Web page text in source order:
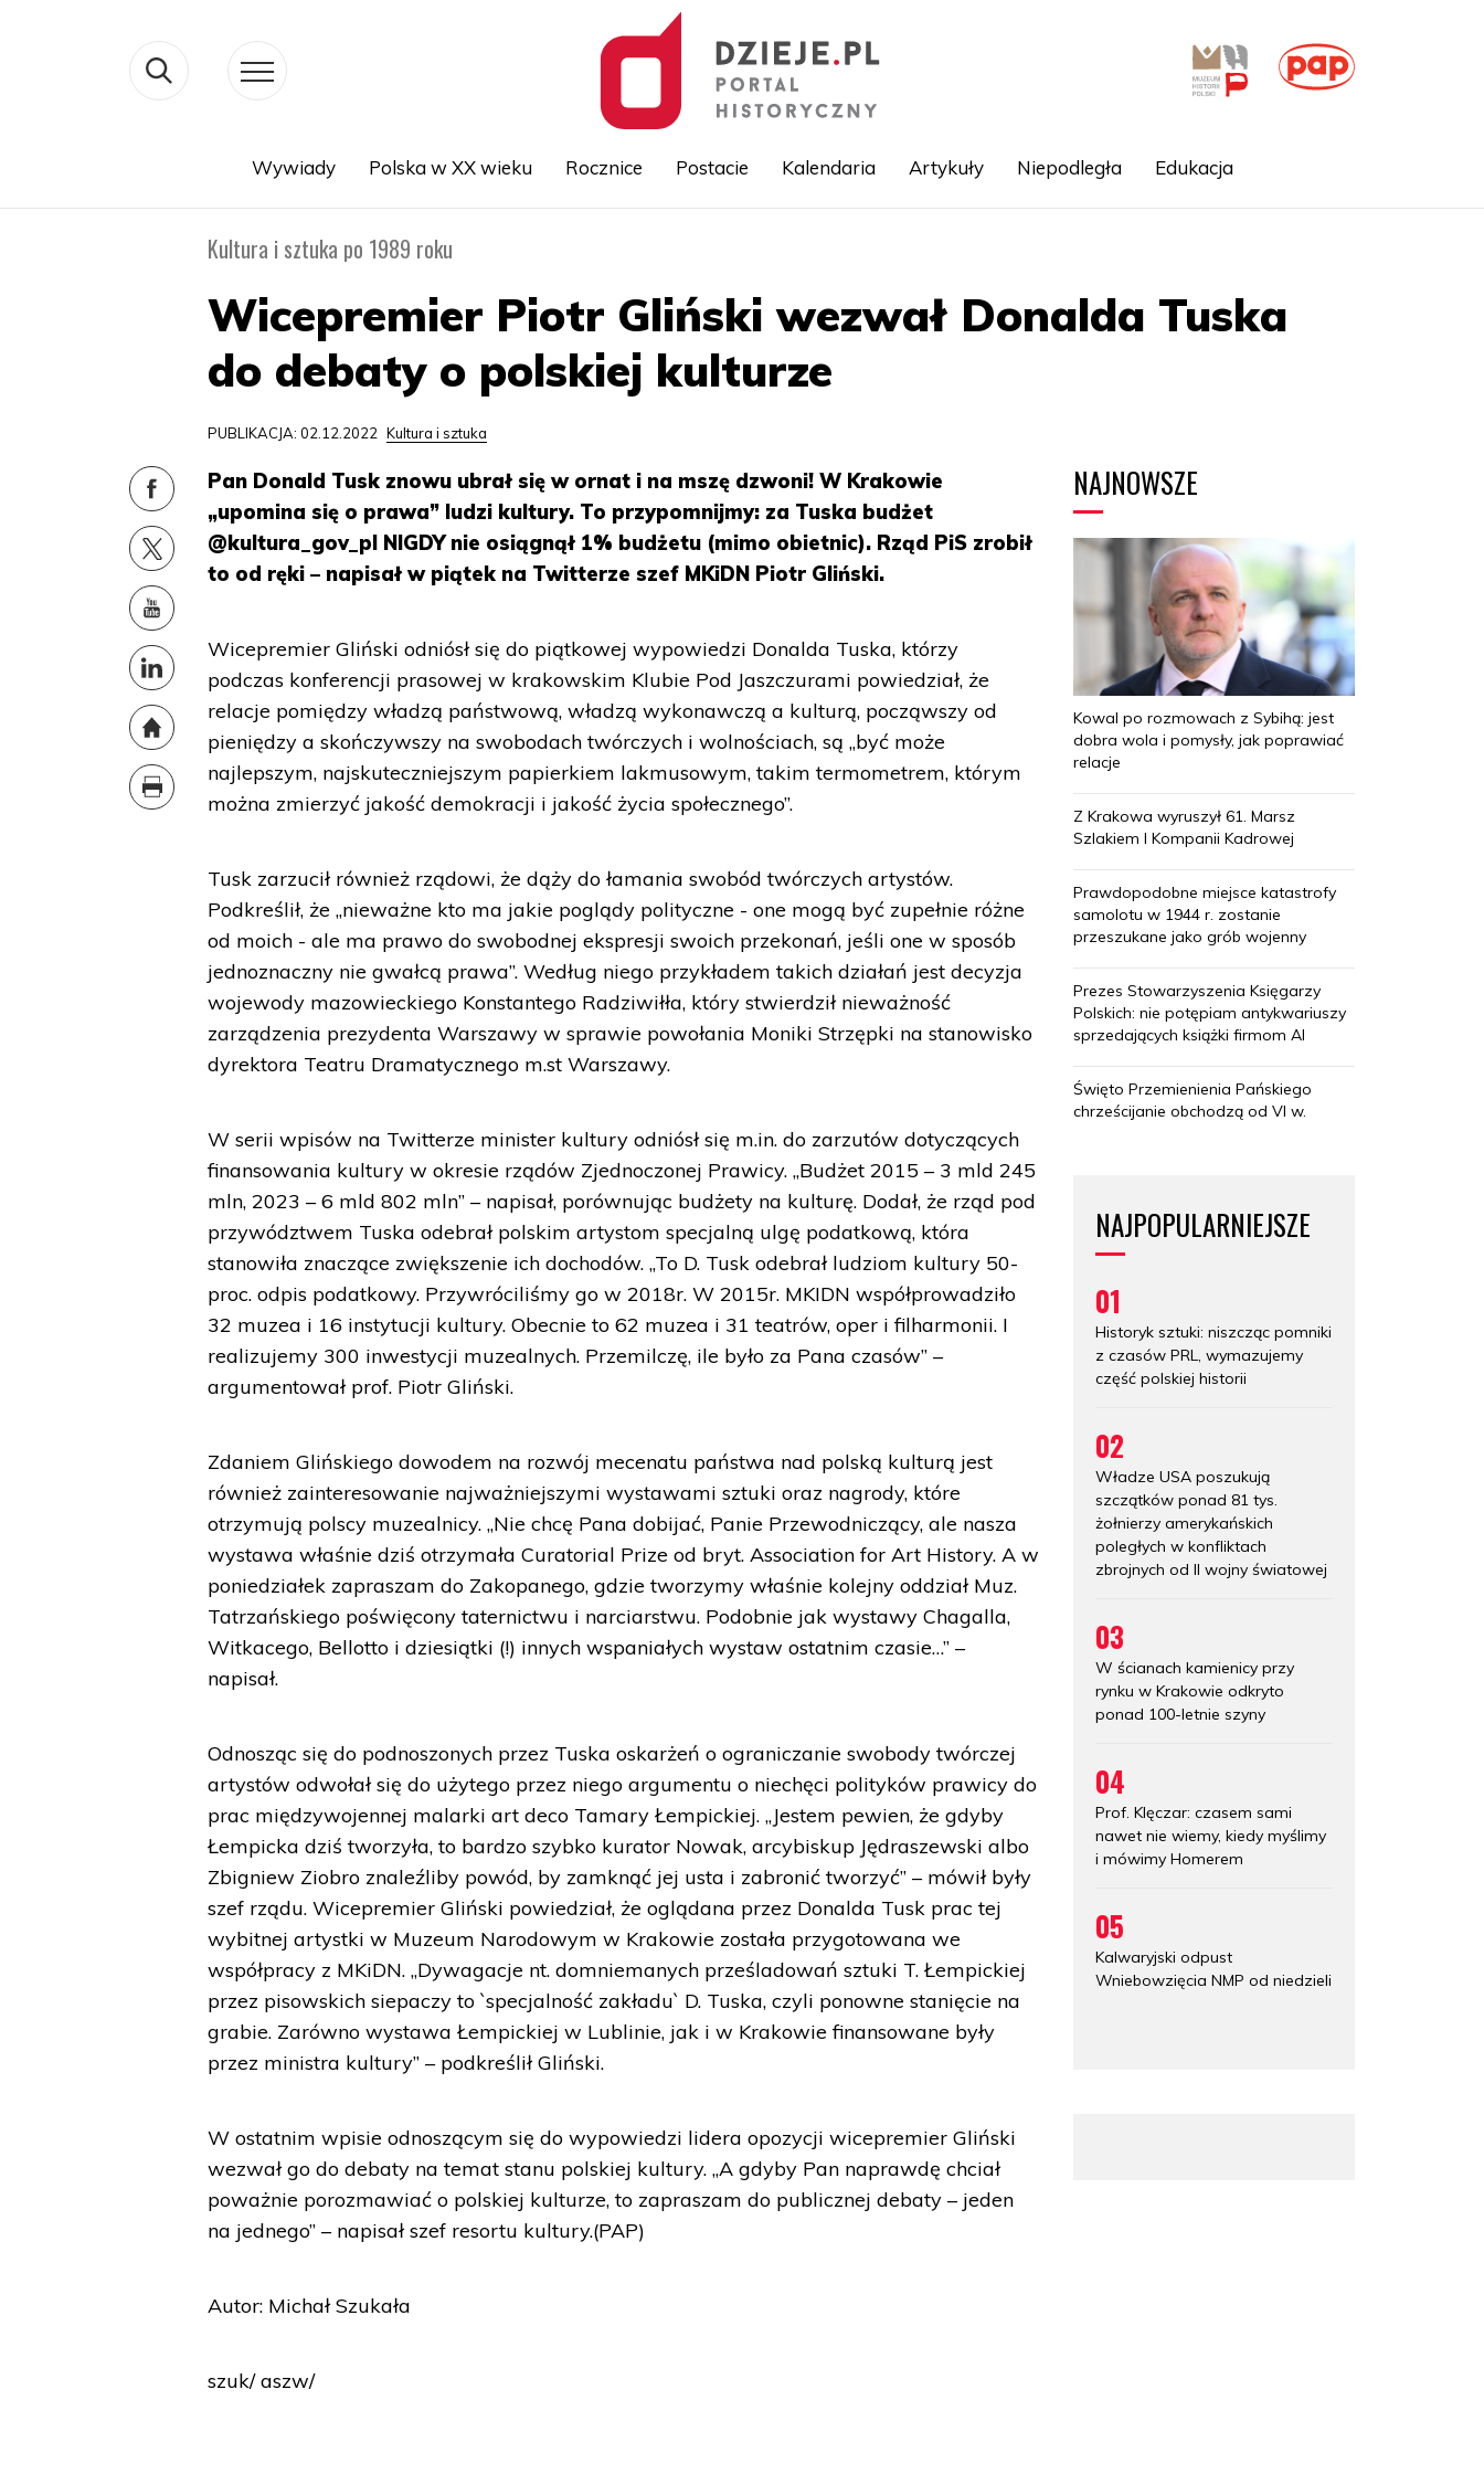
treści
Wywiady Polska w XX wieku Rocznice Postacie Kalendaria Artykuły Niepodległa Edukacja
Kultura i sztuka po 1989 roku
Wicepremier Piotr Gliński wezwał Donalda Tuska
do debaty o polskiej kulturze
PUBLIKACJA: 02.12.2022 Kultura i sztuka
Pan Donald Tusk znowu ubrał się w ornat i na mszę dzwoni! W Krakowie
„upomina się o prawa” ludzi kultury. To przypomnijmy: za Tuska budżet
@kultura_gov_pl NIGDY nie osiągnął 1% budżetu (mimo obietnic). Rząd PiS zrobił
to od ręki – napisał w piątek na Twitterze szef MKiDN Piotr Gliński.
Wicepremier Gliński odniósł się do piątkowej wypowiedzi Donalda Tuska, którzy
podczas konferencji prasowej w krakowskim Klubie Pod Jaszczurami powiedział, że
relacje pomiędzy władzą państwową, władzą wykonawczą a kulturą, począwszy od
pieniędzy a skończywszy na swobodach twórczych i wolnościach, są „być może
najlepszym, najskuteczniejszym papierkiem lakmusowym, takim termometrem, którym
można zmierzyć jakość demokracji i jakość życia społecznego”.
Tusk zarzucił również rządowi, że dąży do łamania swobód twórczych artystów.
Podkreślił, że „nieważne kto ma jakie poglądy polityczne - one mogą być zupełnie różne
od moich - ale ma prawo do swobodnej ekspresji swoich przekonań, jeśli one w sposób
jednoznaczny nie gwałcą prawa”. Według niego przykładem takich działań jest decyzja
wojewody mazowieckiego Konstantego Radziwiłła, który stwierdził nieważność
zarządzenia prezydenta Warszawy w sprawie powołania Moniki Strzępki na stanowisko
dyrektora Teatru Dramatycznego m.st Warszawy.
W serii wpisów na Twitterze minister kultury odniósł się m.in. do zarzutów dotyczących
finansowania kultury w okresie rządów Zjednoczonej Prawicy. „Budżet 2015 – 3 mld 245
mln, 2023 – 6 mld 802 mln” – napisał, porównując budżety na kulturę. Dodał, że rząd pod
przywództwem Tuska odebrał polskim artystom specjalną ulgę podatkową, która
stanowiła znaczące zwiększenie ich dochodów. „To D. Tusk odebrał ludziom kultury 50-
proc. odpis podatkowy. Przywróciliśmy go w 2018r. W 2015r. MKIDN współprowadziło
32 muzea i 16 instytucji kultury. Obecnie to 62 muzea i 31 teatrów, oper i filharmonii. I
realizujemy 300 inwestycji muzealnych. Przemilczę, ile było za Pana czasów” –
argumentował prof. Piotr Gliński.
Zdaniem Glińskiego dowodem na rozwój mecenatu państwa nad polską kulturą jest
również zainteresowanie najważniejszymi wystawami sztuki oraz nagrody, które
otrzymują polscy muzealnicy. „Nie chcę Pana dobijać, Panie Przewodniczący, ale nasza
wystawa właśnie dziś otrzymała Curatorial Prize od bryt. Association for Art History. A w
poniedziałek zapraszam do Zakopanego, gdzie tworzymy właśnie kolejny oddział Muz.
Tatrzańskiego poświęcony taternictwu i narciarstwu. Podobnie jak wystawy Chagalla,
Witkacego, Bellotto i dziesiątki (!) innych wspaniałych wystaw ostatnim czasie…” –
napisał.
Odnosząc się do podnoszonych przez Tuska oskarżeń o ograniczanie swobody twórczej
artystów odwołał się do użytego przez niego argumentu o niechęci polityków prawicy do
prac międzywojennej malarki art deco Tamary Łempickiej. „Jestem pewien, że gdyby
Łempicka dziś tworzyła, to bardzo szybko kurator Nowak, arcybiskup Jędraszewski albo
Zbigniew Ziobro znaleźliby powód, by zamknąć jej usta i zabronić tworzyć” – mówił były
szef rządu. Wicepremier Gliński powiedział, że oglądana przez Donalda Tusk prac tej
wybitnej artystki w Muzeum Narodowym w Krakowie została przygotowana we
współpracy z MKiDN. „Dywagacje nt. domniemanych prześladowań sztuki T. Łempickiej
przez pisowskich siepaczy to `specjalność zakładu` D. Tuska, czyli ponowne stanięcie na
grabie. Zarówno wystawa Łempickiej w Lublinie, jak i w Krakowie finansowane były
przez ministra kultury” – podkreślił Gliński.
W ostatnim wpisie odnoszącym się do wypowiedzi lidera opozycji wicepremier Gliński
wezwał go do debaty na temat stanu polskiej kultury. „A gdyby Pan naprawdę chciał
poważnie porozmawiać o polskiej kulturze, to zapraszam do publicznej debaty – jeden
na jednego” – napisał szef resortu kultury.(PAP)
Autor: Michał Szukała
szuk/ aszw/
NAJNOWSZE
Kowal po rozmowach z Sybihą: jest
dobra wola i pomysły, jak poprawiać
relacje
Z Krakowa wyruszył 61. Marsz
Szlakiem I Kompanii Kadrowej
Prawdopodobne miejsce katastrofy
samolotu w 1944 r. zostanie
przeszukane jako grób wojenny
Prezes Stowarzyszenia Księgarzy
Polskich: nie potępiam antykwariuszy
sprzedających książki firmom AI
Święto Przemienienia Pańskiego
chrześcijanie obchodzą od VI w.
NAJPOPULARNIEJSZE
01
Historyk sztuki: niszcząc pomniki
z czasów PRL, wymazujemy
część polskiej historii
02
Władze USA poszukują
szczątków ponad 81 tys.
żołnierzy amerykańskich
poległych w konfliktach
zbrojnych od II wojny światowej
03
W ścianach kamienicy przy
rynku w Krakowie odkryto
ponad 100-letnie szyny
04
Prof. Klęczar: czasem sami
nawet nie wiemy, kiedy myślimy
i mówimy Homerem
05
Kalwaryjski odpust
Wniebowzięcia NMP od niedzieli